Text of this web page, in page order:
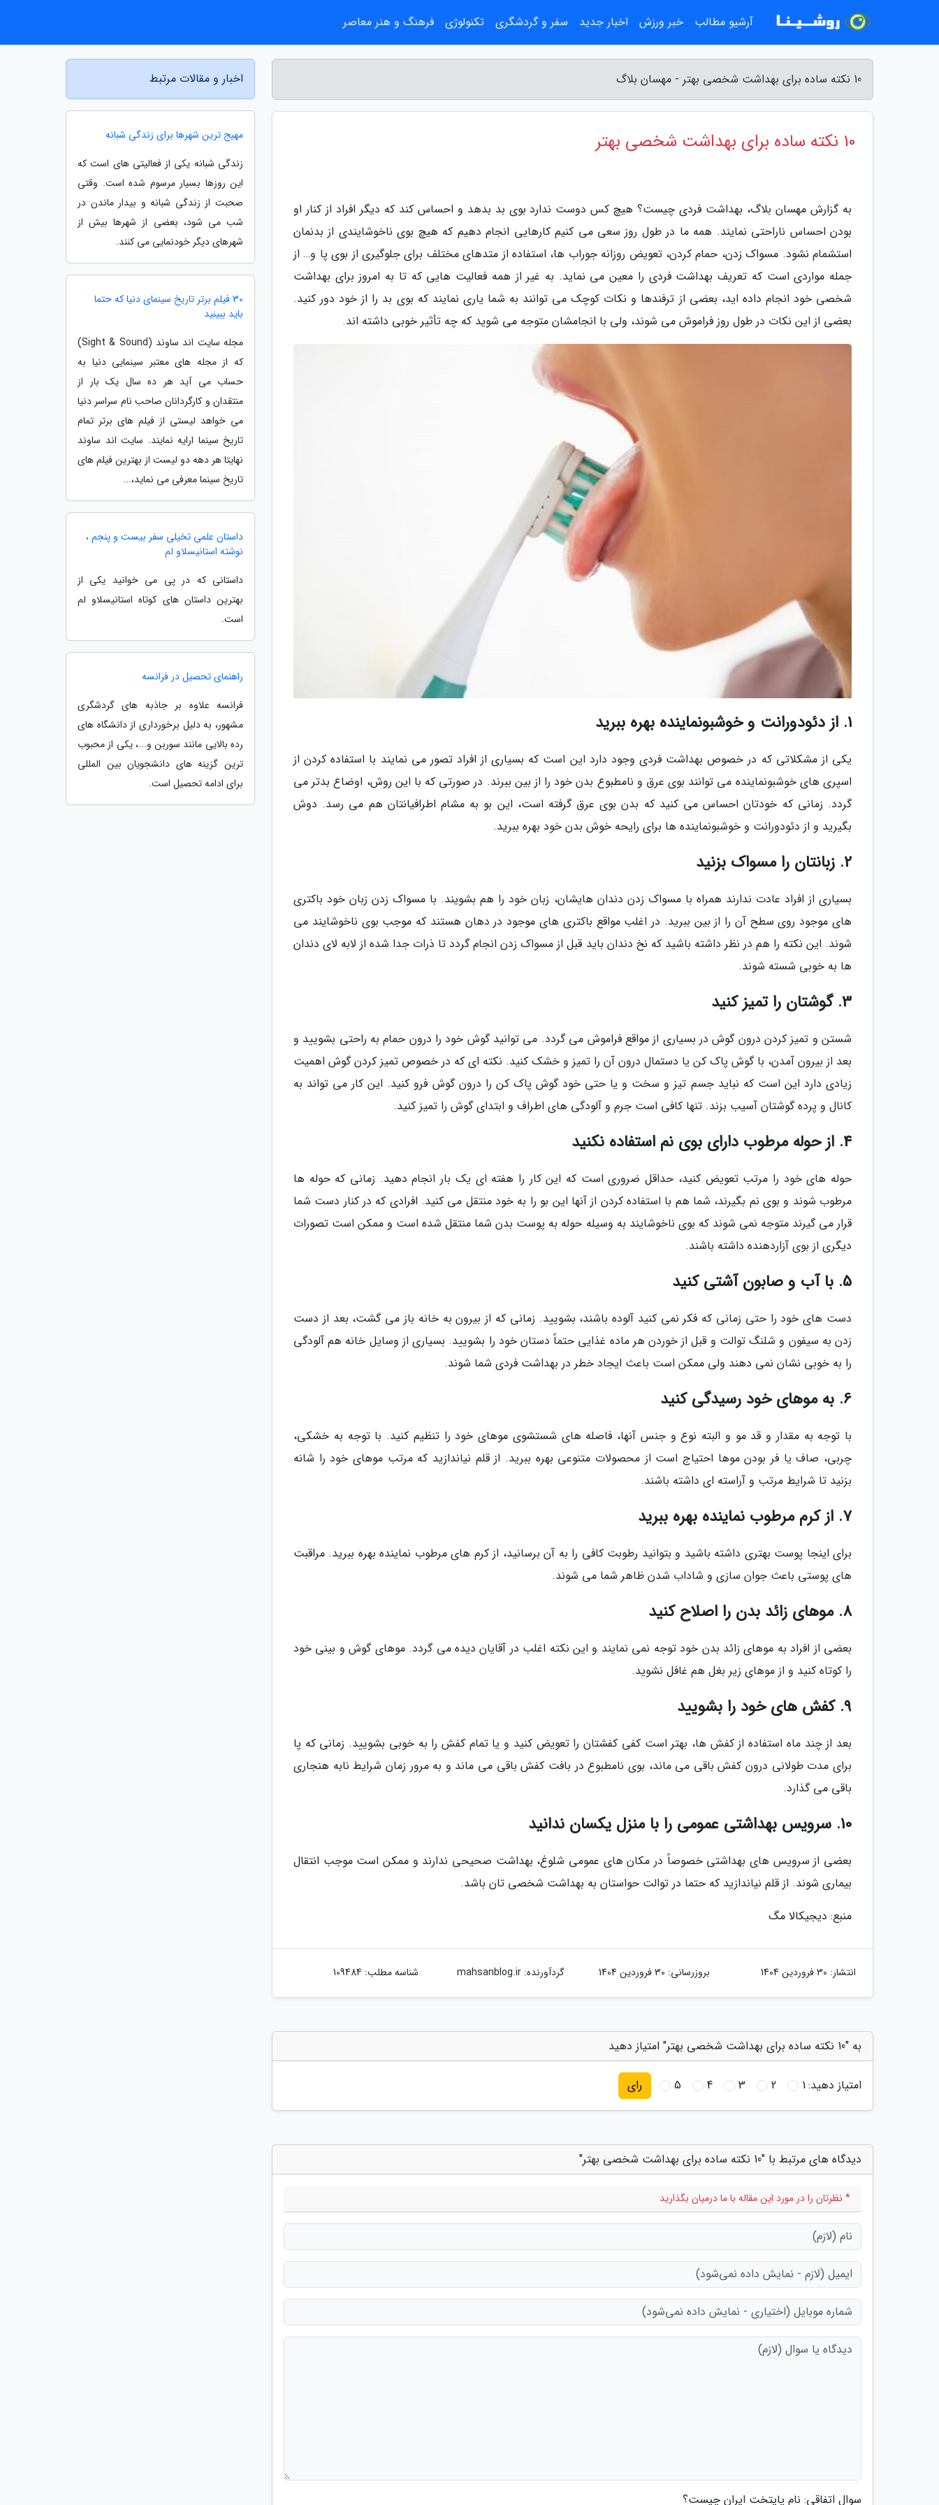
10 نکته ساده برای بهداشت شخصی بهتر - مهسان بلاگ
10 نکته ساده برای بهداشت شخصی بهتر
به گزارش مهسان بلاگ، بهداشت فردی چیست؟ هیچ کس دوست ندارد بوی بد بدهد و احساس کند که دیگر افراد از کنار او
بودن احساس ناراحتی نمایند. همه ما در طول روز سعی می کنیم کارهایی انجام دهیم که هیچ بوی ناخوشایندی از بدنمان
استشمام نشود. مسواک زدن، حمام کردن، تعویض روزانه جوراب ها، استفاده از متدهای مختلف برای جلوگیری از بوی پا و… از
جمله مواردی است که تعریف بهداشت فردی را معین می نماید. به غیر از همه فعالیت هایی که تا به امروز برای بهداشت
شخصی خود انجام داده اید، بعضی از ترفندها و نکات کوچک می توانند به شما یاری نمایند که بوی بد را از خود دور کنید.
بعضی از این نکات در طول روز فراموش می شوند، ولی با انجامشان متوجه می شوید که چه تأثیر خوبی داشته اند.
1. از دئودورانت و خوشبونماینده بهره ببرید
یکی از مشکلاتی که در خصوص بهداشت فردی وجود دارد این است که بسیاری از افراد تصور می نمایند با استفاده کردن از
اسپری های خوشبونماینده می توانند بوی عرق و نامطبوع بدن خود را از بین ببرند. در صورتی که با این روش، اوضاع بدتر می
گردد. زمانی که خودتان احساس می کنید که بدن بوی عرق گرفته است، این بو به مشام اطرافیانتان هم می رسد. دوش
بگیرید و از دئودورانت و خوشبونماینده ها برای رایحه خوش بدن خود بهره ببرید.
2. زبانتان را مسواک بزنید
بسیاری از افراد عادت ندارند همراه با مسواک زدن دندان هایشان، زبان خود را هم بشویند. با مسواک زدن زبان خود باکتری
های موجود روی سطح آن را از بین ببرید. در اغلب مواقع باکتری های موجود در دهان هستند که موجب بوی ناخوشایند می
شوند. این نکته را هم در نظر داشته باشید که نخ دندان باید قبل از مسواک زدن انجام گردد تا ذرات جدا شده از لابه لای دندان
ها به خوبی شسته شوند.
3. گوشتان را تمیز کنید
شستن و تمیز کردن درون گوش در بسیاری از مواقع فراموش می گردد. می توانید گوش خود را درون حمام به راحتی بشویید و
بعد از بیرون آمدن، با گوش پاک کن یا دستمال درون آن را تمیز و خشک کنید. نکته ای که در خصوص تمیز کردن گوش اهمیت
زیادی دارد این است که نباید جسم تیز و سخت و یا حتی خود گوش پاک کن را درون گوش فرو کنید. این کار می تواند به
کانال و پرده گوشتان آسیب بزند. تنها کافی است جرم و آلودگی های اطراف و ابتدای گوش را تمیز کنید.
4. از حوله مرطوب دارای بوی نم استفاده نکنید
حوله های خود را مرتب تعویض کنید، حداقل ضروری است که این کار را هفته ای یک بار انجام دهید. زمانی که حوله ها
مرطوب شوند و بوی نم بگیرند، شما هم با استفاده کردن از آنها این بو را به خود منتقل می کنید. افرادی که در کنار دست شما
قرار می گیرند متوجه نمی شوند که بوی ناخوشایند به وسیله حوله به پوست بدن شما منتقل شده است و ممکن است تصورات
دیگری از بوی آزاردهنده داشته باشند.
5. با آب و صابون آشتی کنید
دست های خود را حتی زمانی که فکر نمی کنید آلوده باشند، بشویید. زمانی که از بیرون به خانه باز می گشت، بعد از دست
زدن به سیفون و شلنگ توالت و قبل از خوردن هر ماده غذایی حتماً دستان خود را بشویید. بسیاری از وسایل خانه هم آلودگی
را به خوبی نشان نمی دهند ولی ممکن است باعث ایجاد خطر در بهداشت فردی شما شوند.
6. به موهای خود رسیدگی کنید
با توجه به مقدار و قد مو و البته نوع و جنس آنها، فاصله های شستشوی موهای خود را تنظیم کنید. با توجه به خشکی،
چربی، صاف یا فر بودن موها احتیاج است از محصولات متنوعی بهره ببرید. از قلم نیاندازید که مرتب موهای خود را شانه
بزنید تا شرایط مرتب و آراسته ای داشته باشند.
7. از کرم مرطوب نماینده بهره ببرید
برای اینجا پوست بهتری داشته باشید و بتوانید رطوبت کافی را به آن برسانید، از کرم های مرطوب نماینده بهره ببرید. مراقبت
های پوستی باعث جوان سازی و شاداب شدن ظاهر شما می شوند.
8. موهای زائد بدن را اصلاح کنید
بعضی از افراد به موهای زائد بدن خود توجه نمی نمایند و این نکته اغلب در آقایان دیده می گردد. موهای گوش و بینی خود
را کوتاه کنید و از موهای زیر بغل هم غافل نشوید.
9. کفش های خود را بشویید
بعد از چند ماه استفاده از کفش ها، بهتر است کفی کفشتان را تعویض کنید و یا تمام کفش را به خوبی بشویید. زمانی که پا
برای مدت طولانی درون کفش باقی می ماند، بوی نامطبوع در بافت کفش باقی می ماند و به مرور زمان شرایط نابه هنجاری
باقی می گذارد.
10. سرویس بهداشتی عمومی را با منزل یکسان ندانید
بعضی از سرویس های بهداشتی خصوصاً در مکان های عمومی شلوغ، بهداشت صحیحی ندارند و ممکن است موجب انتقال
بیماری شوند. از قلم نیاندازید که حتما در توالت حواستان به بهداشت شخصی تان باشد.
منبع: دیجیکالا مگ
انتشار: 30 فروردین 1404 بروزرسانی: 30 فروردین 1404 گردآورنده:mahsanblog.ir شناسه مطلب: 109484
به "10 نکته ساده برای بهداشت شخصی بهتر" امتیاز دهید
امتیاز دهید:1
2
3
4
5 رای
دیدگاه های مرتبط با "10 نکته ساده برای بهداشت شخصی بهتر"
* نظرتان را در مورد این مقاله با ما درمیان بگذارید
سوال اتفاقی: نام پایتخت ایران چیست؟
اخبار و مقالات مرتبط
مهیج ترین شهرها برای زندگی شبانه
زندگی شبانه یکی از فعالیتی های است که
این روزها بسیار مرسوم شده است. وقتی
صحبت از زندگی شبانه و بیدار ماندن در
شب می شود، بعضی از شهرها بیش از
شهرهای دیگر خودنمایی می کنند.
30 فیلم برتر تاریخ سینمای دنیا که حتما
باید ببینید
مجله سایت اند ساوند (Sight & Sound)
که از مجله های معتبر سینمایی دنیا به
حساب می آید هر ده سال یک بار از
منتقدان و کارگردانان صاحب نام سراسر دنیا
می خواهد لیستی از فیلم های برتر تمام
تاریخ سینما ارایه نمایند. سایت اند ساوند
نهایتا هر دهه دو لیست از بهترین فیلم های
تاریخ سینما معرفی می نماید،...
داستان علمی تخیلی سفر بیست و پنجم ،
نوشته استانیسلاو لم
داستانی که در پی می خوانید یکی از
بهترین داستان های کوتاه استانیسلاو لم
است.
راهنمای تحصیل در فرانسه
فرانسه علاوه بر جاذبه های گردشگری
مشهور، به دلیل برخورداری از دانشگاه های
رده بالایی مانند سوربن و...، یکی از محبوب
ترین گزینه های دانشجویان بین المللی
برای ادامه تحصیل است.
آرشیو مطالب خبر ورزش اخبار جدید سفر و گردشگری تکنولوژی فرهنگ و هنر معاصر